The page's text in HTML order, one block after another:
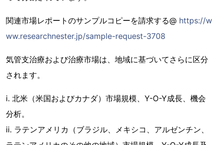
関連市場レポートのサンプルコピーを請求する@ https://w
ww.researchnester.jp/sample-request-3708
気管支治療および治療市場は、地域に基づいてさらに区分
されます。
i. 北米（米国およびカナダ）市場規模、Y-O-Y成長、機会
分析。
ii. ラテンアメリカ（ブラジル、メキシコ、アルゼンチン、